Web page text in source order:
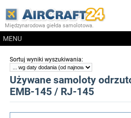
Międzynarodowa giełda samolotowa.
MENU
Sortuj wyniki wyszukiwania:
Używane samoloty
EMB-145 / RJ-145